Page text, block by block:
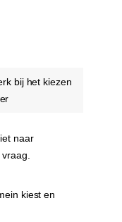
bij het kiezen
naar
kiest en